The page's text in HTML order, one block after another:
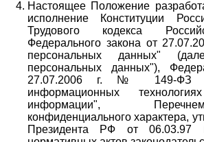
Настоящее Положение
исполнение Конституции
Трудового кодекса
Федерального закона от
персональных данных"
персональных данных"),
27.07.2006 г. № 149-ФЗ
информационных
информации",
конфиденциального характера,
Президента РФ от